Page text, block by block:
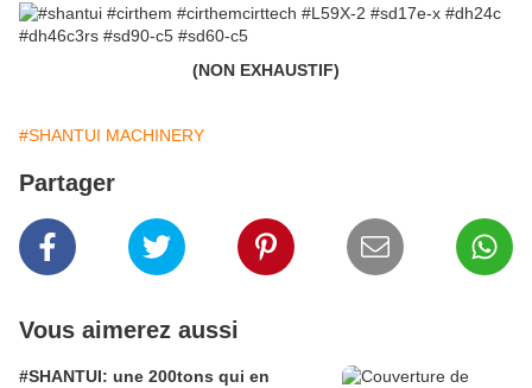
(NON EXHAUSTIF)
#SHANTUI MACHINERY
Partager
Vous aimerez aussi
#SHANTUI: une 200tons qui en